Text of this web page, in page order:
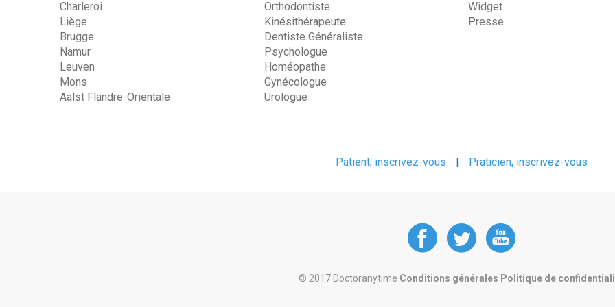
Charleroi
Liège
Brugge
Namur
Leuven
Mons
Aalst Flandre-Orientale
Orthodontiste
Kinésithérapeute
Dentiste Généraliste
Psychologue
Homéopathe
Gynécologue
Urologue
Widget
Presse
Patient, inscrivez-vous Praticien, inscrivez-vous
DoctorAnyTime
at at at
© 2017 Doctoranytime Conditions générales Politique de